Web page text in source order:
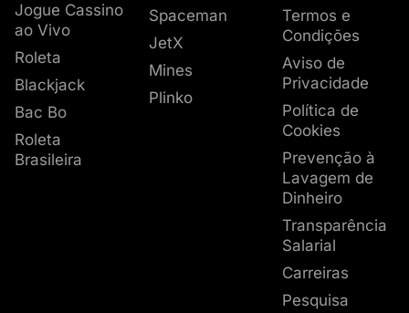
Jogue Cassino
ao Vivo
Roleta
Blackjack
Bac Bo
Roleta
Brasileira
Spaceman
JetX
Mines
Plinko
Termos e
Condições
Aviso de
Privacidade
Política de
Cookies
Prevenção à
Lavagem de
Dinheiro
Transparência
Salarial
Carreiras
Pesquisa